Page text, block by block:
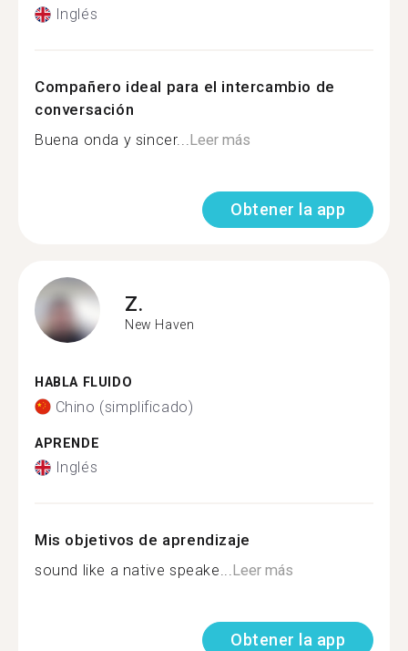
Inglés
Compañero ideal para el intercambio de
conversación
Buena onda y sincer...Leer más
Obtener la app
Z.
New Haven
HABLA FLUIDO
Chino (simplificado)
APRENDE
Inglés
Mis objetivos de aprendizaje
sound like a native speake...Leer más
Obtener la app